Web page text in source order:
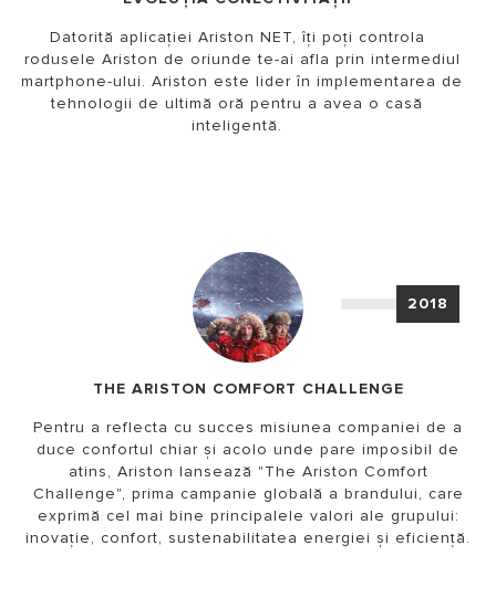
Datorită aplicației Ariston NET, îți poți controla
produsele Ariston de oriunde te-ai afla prin intermediul
smartphone-ului. Ariston este lider în implementarea de
tehnologii de ultimă oră pentru a avea o casă
inteligentă.
2018
THE ARISTON COMFORT CHALLENGE
Pentru a reflecta cu succes misiunea companiei de a
duce confortul chiar și acolo unde pare imposibil de
atins, Ariston lansează "The Ariston Comfort
Challenge", prima campanie globală a brandului, care
exprimă cel mai bine principalele valori ale grupului:
inovație, confort, sustenabilitatea energiei și eficiență.